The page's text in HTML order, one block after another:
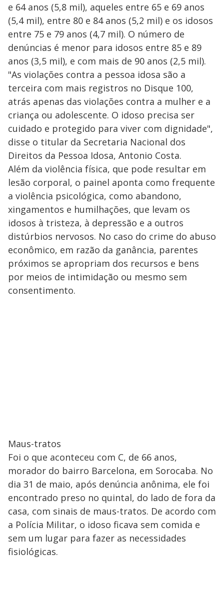
e 64 anos (5,8 mil), aqueles entre 65 e 69 anos
(5,4 mil), entre 80 e 84 anos (5,2 mil) e os idosos
entre 75 e 79 anos (4,7 mil). O número de
denúncias é menor para idosos entre 85 e 89
anos (3,5 mil), e com mais de 90 anos (2,5 mil).
"As violações contra a pessoa idosa são a
terceira com mais registros no Disque 100,
atrás apenas das violações contra a mulher e a
criança ou adolescente. O idoso precisa ser
cuidado e protegido para viver com dignidade",
disse o titular da Secretaria Nacional dos
Direitos da Pessoa Idosa, Antonio Costa.
Além da violência física, que pode resultar em
lesão corporal, o painel aponta como frequente
a violência psicológica, como abandono,
xingamentos e humilhações, que levam os
idosos à tristeza, à depressão e a outros
distúrbios nervosos. No caso do crime do abuso
econômico, em razão da ganância, parentes
próximos se apropriam dos recursos e bens
por meios de intimidação ou mesmo sem
consentimento.
Maus-tratos
Foi o que aconteceu com C, de 66 anos,
morador do bairro Barcelona, em Sorocaba. No
dia 31 de maio, após denúncia anônima, ele foi
encontrado preso no quintal, do lado de fora da
casa, com sinais de maus-tratos. De acordo com
a Polícia Militar, o idoso ficava sem comida e
sem um lugar para fazer as necessidades
fisiológicas.